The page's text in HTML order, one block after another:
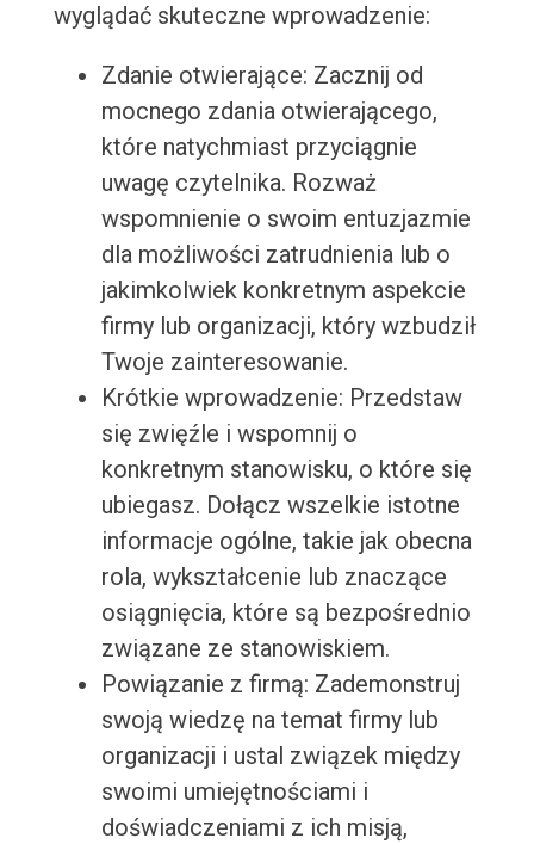
wyglądać skuteczne wprowadzenie:
Zdanie otwierające: Zacznij od
mocnego zdania otwierającego,
które natychmiast przyciągnie
uwagę czytelnika. Rozważ
wspomnienie o swoim entuzjazmie
dla możliwości zatrudnienia lub o
jakimkolwiek konkretnym aspekcie
firmy lub organizacji, który wzbudził
Twoje zainteresowanie.
Krótkie wprowadzenie: Przedstaw
się zwięźle i wspomnij o
konkretnym stanowisku, o które się
ubiegasz. Dołącz wszelkie istotne
informacje ogólne, takie jak obecna
rola, wykształcenie lub znaczące
osiągnięcia, które są bezpośrednio
związane ze stanowiskiem.
Powiązanie z firmą: Zademonstruj
swoją wiedzę na temat firmy lub
organizacji i ustal związek między
swoimi umiejętnościami i
doświadczeniami z ich misją,